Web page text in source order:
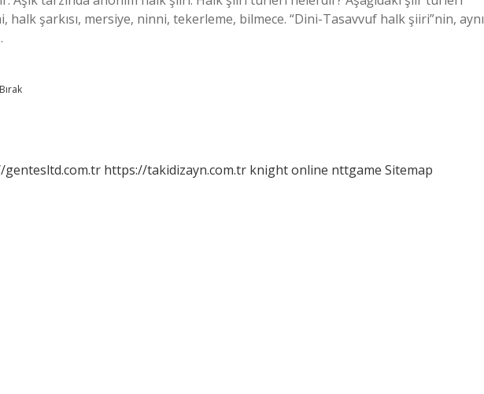
şarkısı, mersiye, ninni, tekerleme, bilmece. “Dini-Tasavvuf halk şiiri”nin, aynı
gentesltd.com.tr https://takidizayn.com.tr knight online nttgame Sitemap